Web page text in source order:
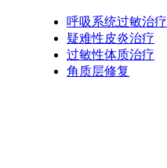
呼吸系统过敏治疗
疑难性皮炎治疗
过敏性体质治疗
角质层修复